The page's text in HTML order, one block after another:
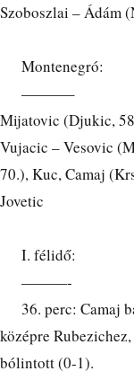
Szoboszlai – Ádám
Montenegró:
———–
Mijatovic (Djukic,
Vujacic – Vesovic
70.), Kuc, Camaj
Jovetic
I. félidő:
———-
36. perc: Camaj
középre
bólintott (0-1).